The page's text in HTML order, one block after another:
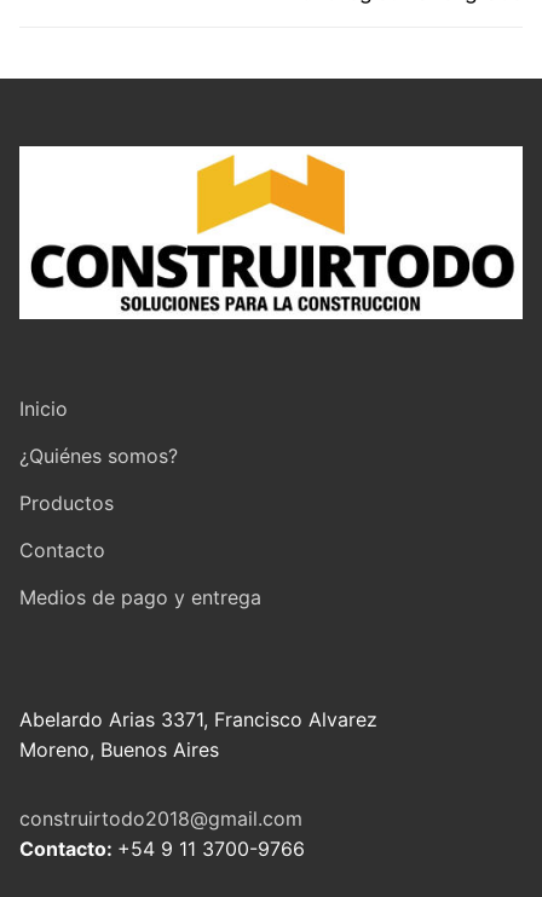
Inicio
¿Quiénes somos?
Productos
Contacto
Medios de pago y entrega
Abelardo Arias 3371, Francisco Alvarez
Moreno, Buenos Aires
construirtodo2018@gmail.com
Contacto: +54 9 11 3700-9766